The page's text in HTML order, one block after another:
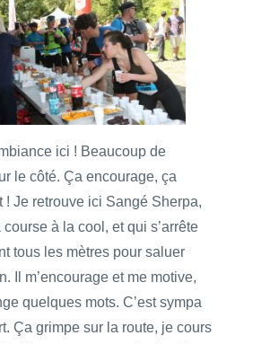
ici ! Beaucoup de
le côté. Ça encourage, ça
! Je retrouve ici Sangé Sherpa,
à la cool, et qui s’arrête
tous les mètres pour saluer
Il m’encourage et me motive,
quelques mots. C’est sympa
Ça grimpe sur la route, je cours